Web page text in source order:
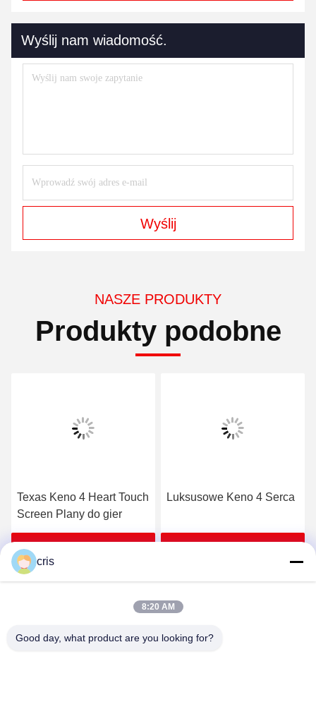
Wyślij nam wiadomość.
Wyślij
NASZE PRODUKTY
Produkty podobne
Luksusowe Keno 4 Serca
Uzyskaj najlepszą cenę
Płyty PCB do gier POG
cris
8:20 AM
Good day, what product are you looking for?